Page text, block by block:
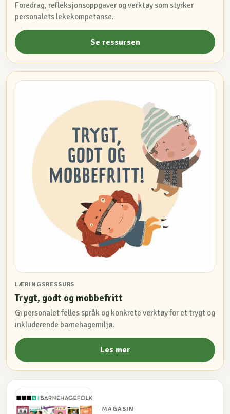
Foredrag, refleksjonsoppgaver og verktøy som styrker
personalets lekekompetanse.
Se ressursen
LÆRINGSRESSURS
Trygt, godt og mobbefritt
Gi personalet felles språk og konkrete verktøy for et trygt og
inkluderende barnehagemiljø.
Les mer
MAGASIN